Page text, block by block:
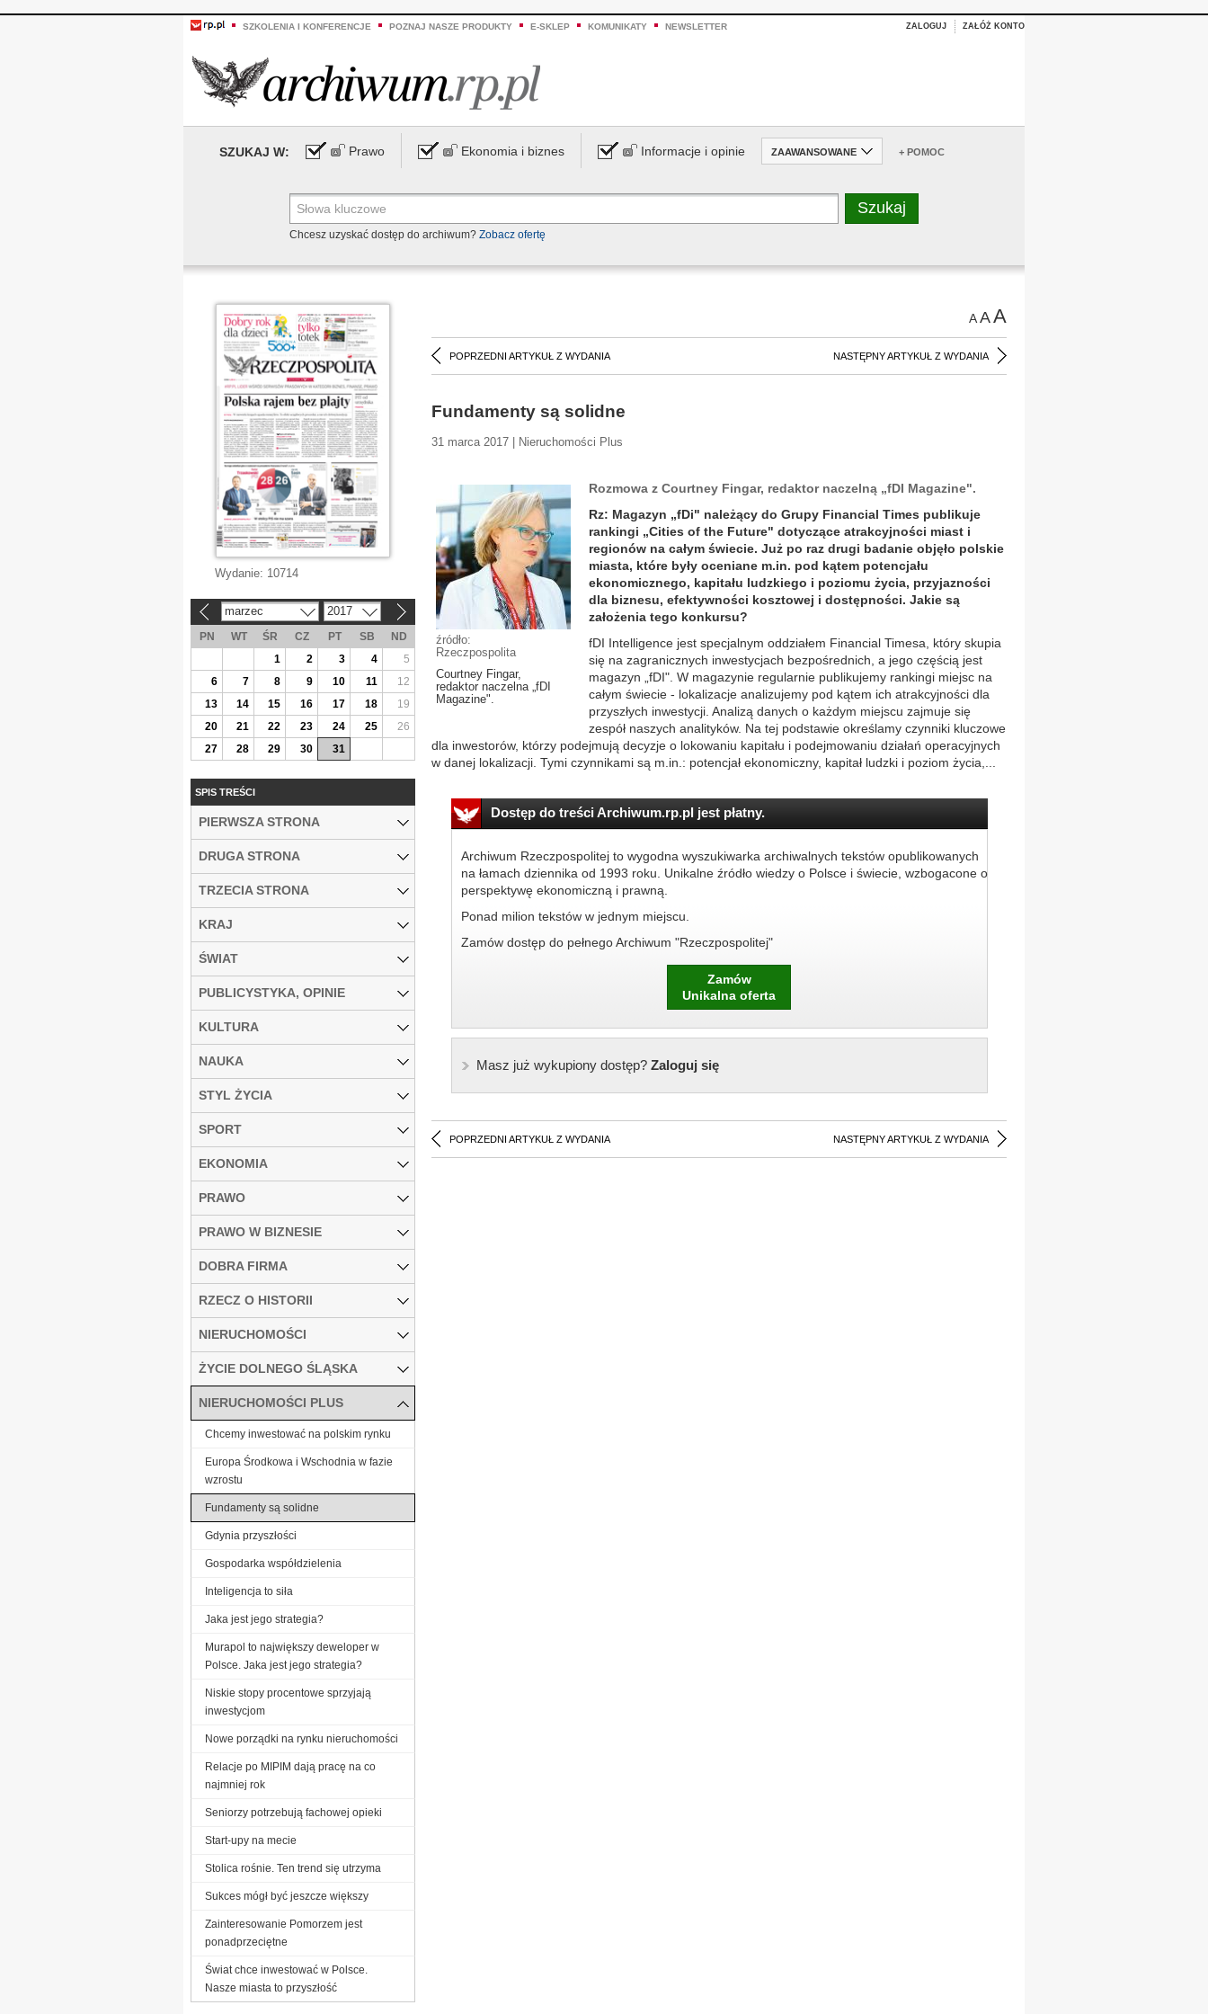
SZKOLENIA I KONFERENCJE POZNAJ NASZE PRODUKTY E-SKLEP KOMUNIKATY NEWSLETTER ZALOGUJ ZAŁÓŻ KONTO
SZUKAJ W: Prawo Ekonomia i biznes Informacje i opinie ZAAWANSOWANE + POMOC
Chcesz uzyskać dostęp do archiwum? Zobacz ofertę
AAA
POPRZEDNI ARTYKUŁ Z WYDANIA NASTĘPNY ARTYKUŁ Z WYDANIA
Fundamenty są solidne
31 marca 2017 | Nieruchomości Plus
źródło:
Rzeczpospolita
Courtney Fingar,
redaktor naczelna „fDI
Magazine".
Rozmowa z Courtney Fingar, redaktor naczelną „fDI Magazine".
Rz: Magazyn „fDi" należący do Grupy Financial Times publikuje
rankingi „Cities of the Future" dotyczące atrakcyjności miast i
regionów na całym świecie. Już po raz drugi badanie objęło polskie
miasta, które były oceniane m.in. pod kątem potencjału
ekonomicznego, kapitału ludzkiego i poziomu życia, przyjazności
dla biznesu, efektywności kosztowej i dostępności. Jakie są
założenia tego konkursu?
fDI Intelligence jest specjalnym oddziałem Financial Timesa, który skupia
się na zagranicznych inwestycjach bezpośrednich, a jego częścią jest
magazyn „fDI". W magazynie regularnie publikujemy rankingi miejsc na
całym świecie - lokalizacje analizujemy pod kątem ich atrakcyjności dla
przyszłych inwestycji. Analizą danych o każdym miejscu zajmuje się
zespół naszych analityków. Na tej podstawie określamy czynniki kluczowe
dla inwestorów, którzy podejmują decyzje o lokowaniu kapitału i podejmowaniu działań operacyjnych
w danej lokalizacji. Tymi czynnikami są m.in.: potencjał ekonomiczny, kapitał ludzki i poziom życia,...
Dostęp do treści Archiwum.rp.pl jest płatny.
Archiwum Rzeczpospolitej to wygodna wyszukiwarka archiwalnych tekstów opublikowanych
na łamach dziennika od 1993 roku. Unikalne źródło wiedzy o Polsce i świecie, wzbogacone o
perspektywę ekonomiczną i prawną.
Ponad milion tekstów w jednym miejscu.
Zamów dostęp do pełnego Archiwum "Rzeczpospolitej"
Zamów
Unikalna oferta
Masz już wykupiony dostęp?Zaloguj się
POPRZEDNI ARTYKUŁ Z WYDANIA NASTĘPNY ARTYKUŁ Z WYDANIA
Wydanie: 10714
marzec 2017
PN WT ŚR CZ PT SB
ND
1
2 3 4
5
6
7 8 9 10 11
12
13
14 15 16 17 18
19
20
21 22 23 24 25
26
27
28 29 30 31
SPIS TREŚCI
PIERWSZA STRONA
DRUGA STRONA
TRZECIA STRONA
KRAJ
ŚWIAT
PUBLICYSTYKA, OPINIE
KULTURA
NAUKA
STYL ŻYCIA
SPORT
EKONOMIA
PRAWO
PRAWO W BIZNESIE
DOBRA FIRMA
RZECZ O HISTORII
NIERUCHOMOŚCI
ŻYCIE DOLNEGO ŚLĄSKA
NIERUCHOMOŚCI PLUS
Chcemy inwestować na polskim rynku
Europa Środkowa i Wschodnia w fazie
wzrostu
Fundamenty są solidne
Gdynia przyszłości
Gospodarka współdzielenia
Inteligencja to siła
Jaka jest jego strategia?
Murapol to największy deweloper w
Polsce. Jaka jest jego strategia?
Niskie stopy procentowe sprzyjają
inwestycjom
Nowe porządki na rynku nieruchomości
Relacje po MIPIM dają pracę na co
najmniej rok
Seniorzy potrzebują fachowej opieki
Start-upy na mecie
Stolica rośnie. Ten trend się utrzyma
Sukces mógł być jeszcze większy
Zainteresowanie Pomorzem jest
ponadprzeciętne
Świat chce inwestować w Polsce.
Nasze miasta to przyszłość